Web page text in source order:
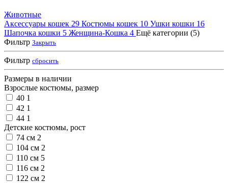
Животные
Аксессуары кошек 29 Костюмы кошек 10 Ушки кошки 16
Шапочка кошки 5 Женщина-Кошка 4 Ещё категории (5)
Фильтр Закрыть
Фильтр сбросить
Размеры в наличии
Взрослые костюмы, размер
40 1
42 1
44 1
Детские костюмы, рост
74 см 2
104 см 2
110 см 5
116 см 2
122 см 2